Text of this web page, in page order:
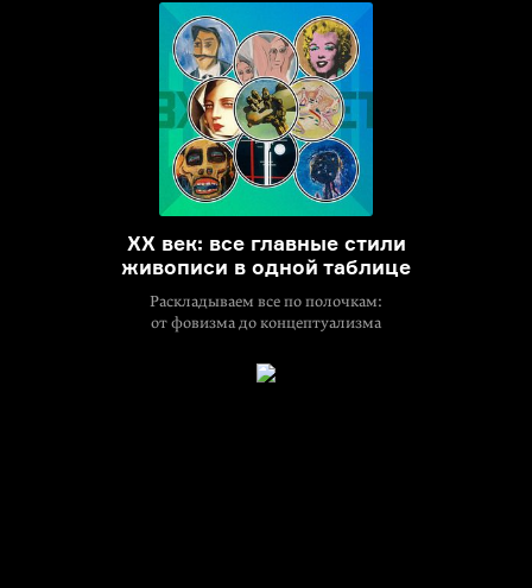
XX век: все главные стили
живописи в одной таблице
Раскладываем все по полочкам:
от фовизма до концептуализма